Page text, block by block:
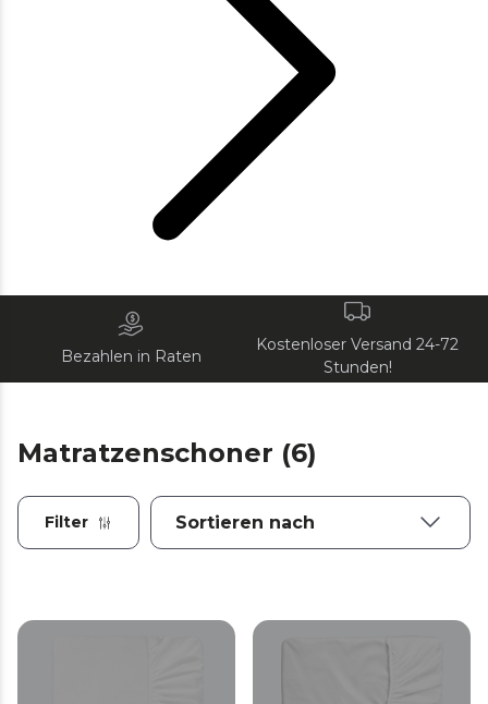
Bezahlen in Raten
Kostenloser Versand 24-72
Stunden!
Matratzenschoner (6)
Filter